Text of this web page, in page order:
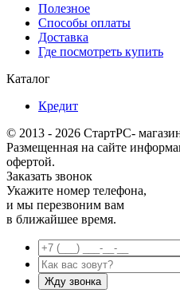
Полезное
Способы оплаты
Доставка
Где посмотреть купить
Каталог
Кредит
© 2013 - 2026 СтартРС-
Размещенная на сайте
офертой.
Заказать звонок
Укажите номер телефона,
и мы перезвоним вам
в ближайшее время.